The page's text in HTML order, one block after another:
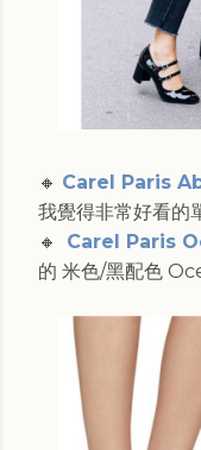
🔸 Carel Paris
我覺得非常好看的
🔸 Carel Paris
的 米色/黑配色